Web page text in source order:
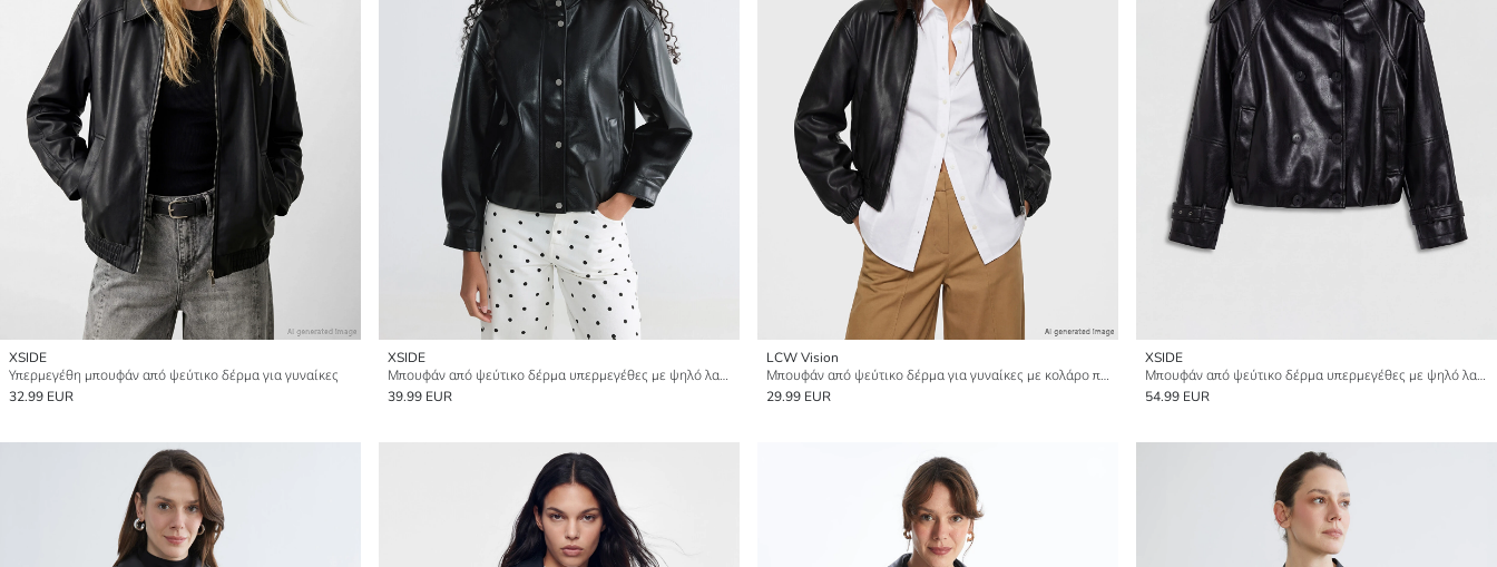
XSIDE
Υπερμεγέθη μπουφάν από ψεύτικο δέρμα για γυναίκες
32.99 EUR
XSIDE
Μπουφάν από ψεύτικο δέρμα υπερμεγέθες με ψηλό λαιμό για γυναίκες
39.99 EUR
LCW Vision
Μπουφάν από ψεύτικο δέρμα για γυναίκες με κολάρο πουκαμίσου, υπερμεγέθης εφαρμογή
29.99 EUR
XSIDE
Μπουφάν από ψεύτικο δέρμα υπερμεγέθες με ψηλό λαιμό για γυναίκες
54.99 EUR